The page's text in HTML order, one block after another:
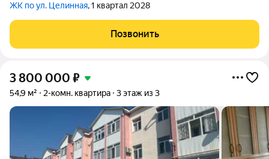
ЖК по ул. Целинная, 1 квартал 2028
Позвонить
3 800 000 ₽
54,9 м² 2-комн. квартира 3 этаж из 3